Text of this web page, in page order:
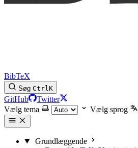
BibTeX
Søg CtrlK
GitHub
Twitter
Vælg tema
Vælg sprog
Grundlæggende